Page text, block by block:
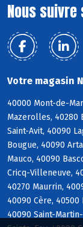
Nous suivre
Votre magasin
40000 Mont-de-
Mazerolles, 40280
Saint-Avit, 40090
Bougue, 40090
Mauco, 40090
Cricq-Villeneuve,
40270 Maurrin,
40090 Cère, 40500
40090 Saint-